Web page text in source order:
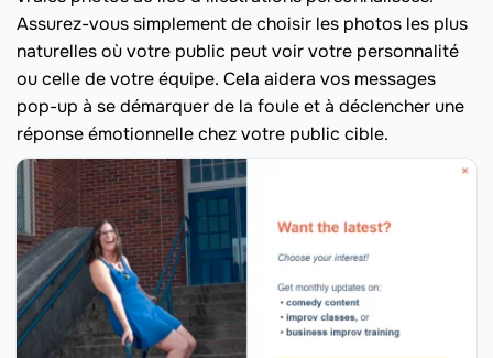
Assurez-vous simplement de choisir les photos les plus
naturelles où votre public peut voir votre personnalité
ou celle de votre équipe. Cela aidera vos messages
pop-up à se démarquer de la foule et à déclencher une
réponse émotionnelle chez votre public cible.